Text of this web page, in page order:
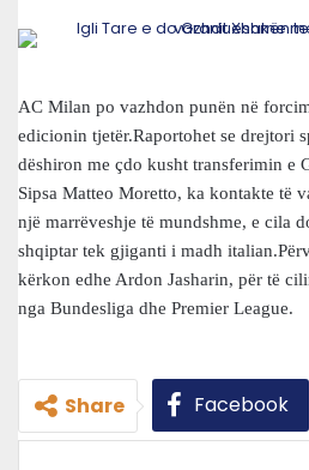
AC Milan po vazhdon punën në
edicionin tjetër.Raportohet se drejtori
dëshiron me çdo kusht transferimin e
Sipsa Matteo Moretto, ka kontakte të
një marrëveshje të mundshme, e cila
shqiptar tek gjiganti i madh
kërkon edhe Ardon Jasharin, për të
nga Bundesliga dhe Premier League.
Share Facebook